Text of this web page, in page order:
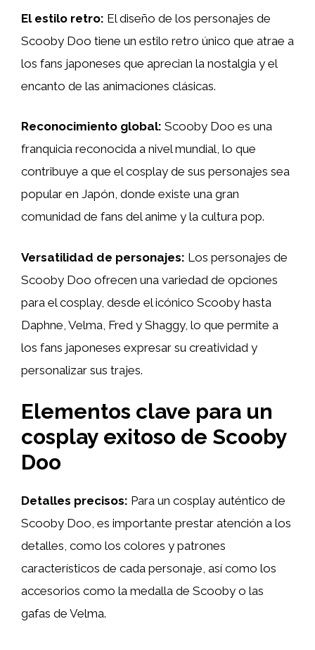
El estilo retro: El diseño de los personajes de
Scooby Doo tiene un estilo retro único que atrae a
los fans japoneses que aprecian la nostalgia y el
encanto de las animaciones clásicas.
Reconocimiento global: Scooby Doo es una
franquicia reconocida a nivel mundial, lo que
contribuye a que el cosplay de sus personajes sea
popular en Japón, donde existe una gran
comunidad de fans del anime y la cultura pop.
Versatilidad de personajes: Los personajes de
Scooby Doo ofrecen una variedad de opciones
para el cosplay, desde el icónico Scooby hasta
Daphne, Velma, Fred y Shaggy, lo que permite a
los fans japoneses expresar su creatividad y
personalizar sus trajes.
Elementos clave para un
cosplay exitoso de Scooby
Doo
Detalles precisos: Para un cosplay auténtico de
Scooby Doo, es importante prestar atención a los
detalles, como los colores y patrones
característicos de cada personaje, así como los
accesorios como la medalla de Scooby o las
gafas de Velma.